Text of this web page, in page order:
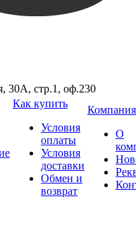
30А, стр.1, оф.230
Как купить
Условия
оплаты
Условия
доставки
Обмен и
возврат
Компания
О